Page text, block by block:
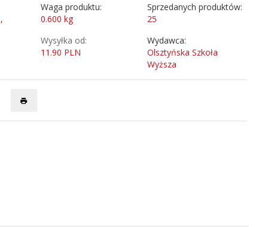
Waga produktu:
0.600 kg
Sprzedanych produktów:
25
Wysyłka od:
11.90 PLN
Wydawca:
Olsztyńska Szkoła
Wyższa